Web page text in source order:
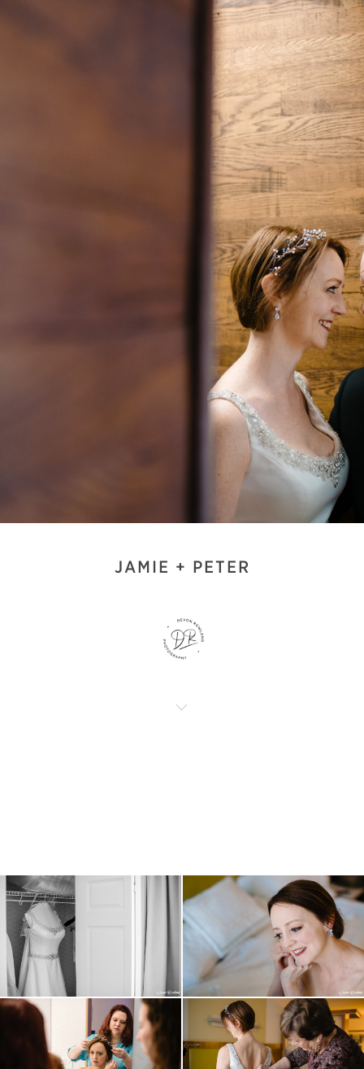
JAMIE + PETER